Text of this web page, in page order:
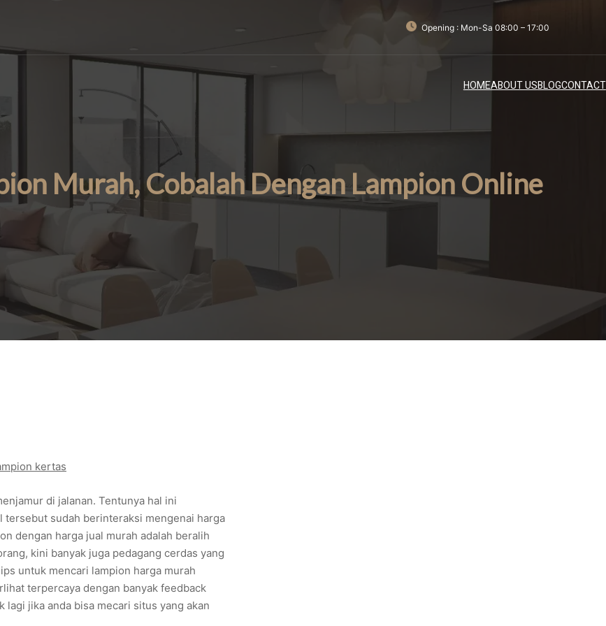
Opening : Mon-Sa 08:00 – 17:00
HOMEABOUT USBLOGCONTACT
Murah, Cobalah Dengan Lampion Online
kertas
di jalanan. Tentunya hal ini
tersebut sudah berinteraksi mengenai harga
dengan harga jual murah adalah beralih
kini banyak juga pedagang cerdas yang
untuk mencari lampion harga murah
terpercaya dengan banyak feedback
lagi jika anda bisa mecari situs yang akan